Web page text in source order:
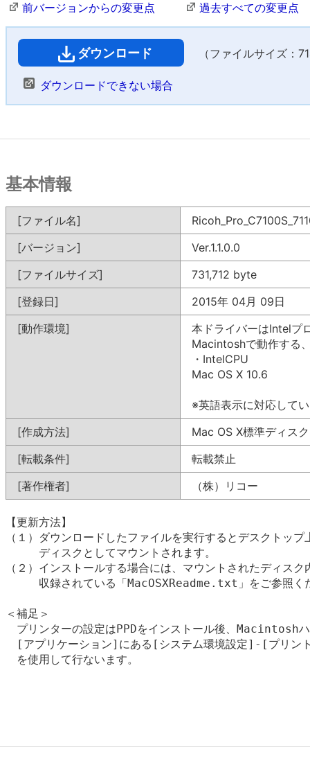
前バージョンからの変更点
過去すべての変更点
ダウンロード （ファイルサイズ：
ダウンロードできない場合
基本情報
[ファイル名]
[バージョン]
Ver.1.1.0.0
[ファイルサイズ]
731,712 byte
[登録日]
2015年 04月 09日
[動作環境]
本ドライバーはIntelプ
Macintoshで動作する
・IntelCPU
Mac OS X 10.6
※英語表示に対応して
[作成方法]
Mac OS X標準ディス
[転載条件]
転載禁止
[著作権者]
（株）リコー
【更新方法】
（１）ダウンロードしたファイルを実行するとデスクトップ
ディスクとしてマウントされます。
（２）インストールする場合には、マウントされたディスク
収録されている「MacOSXReadme.txt」をご参照く
＜補足＞
プリンターの設定はPPDをインストール後、Macintosh
[アプリケーション]にある[システム環境設定]-[プリン
を使用して行ないます。